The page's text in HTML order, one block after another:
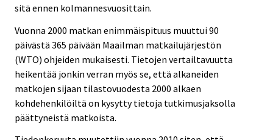
sitä ennen kolmannesvuosittain.
Vuonna 2000 matkan enimmäispituus muuttui 90
päivästä 365 päivään Maailman matkailujärjestön
(WTO) ohjeiden mukaisesti. Tietojen vertailtavuutta
heikentää jonkin verran myös se, että alkaneiden
matkojen sijaan tilastovuodesta 2000 alkaen
kohdehenkilöiltä on kysytty tietoja tutkimusjaksolla
päättyneistä matkoista.